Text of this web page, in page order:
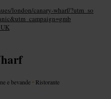
london/canary-wharf/?utm_so
e bevande • Ristorante